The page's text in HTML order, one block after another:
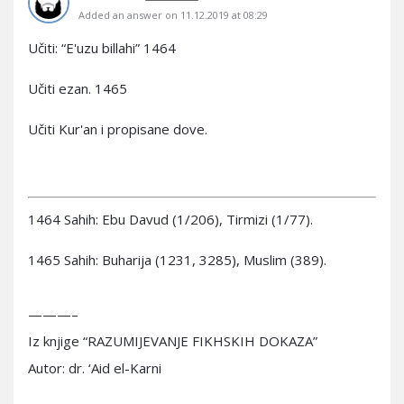
Added an answer on 11.12.2019 at 08:29
Učiti: “E'uzu billahi” 1464
Učiti ezan. 1465
Učiti Kur'an i propisane dove.
1464 Sahih: Ebu Davud (1/206), Tirmizi (1/77).
1465 Sahih: Buharija (1231, 3285), Muslim (389).
———–
Iz knjige “RAZUMIJEVANJE FIKHSKIH DOKAZA”
Autor: dr. ‘Aid el-Karni